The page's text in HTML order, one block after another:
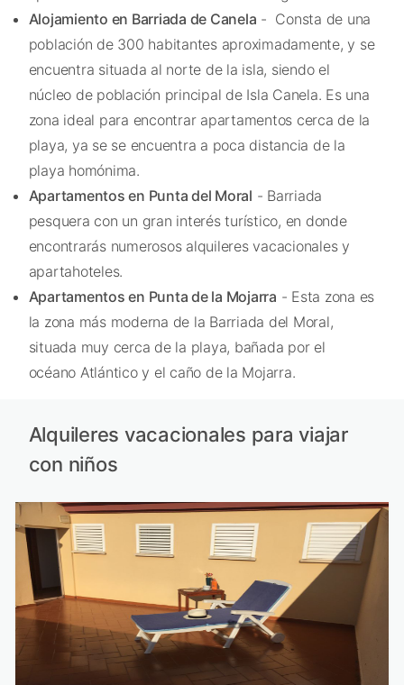
Alojamiento en Barriada de Canela - Consta de una
población de 300 habitantes aproximadamente, y se
encuentra situada al norte de la isla, siendo el
núcleo de población principal de Isla Canela. Es una
zona ideal para encontrar apartamentos cerca de la
playa, ya se se encuentra a poca distancia de la
playa homónima.
Apartamentos en Punta del Moral - Barriada
pesquera con un gran interés turístico, en donde
encontrarás numerosos alquileres vacacionales y
apartahoteles.
Apartamentos en Punta de la Mojarra - Esta zona es
la zona más moderna de la Barriada del Moral,
situada muy cerca de la playa, bañada por el
océano Atlántico y el caño de la Mojarra.
Alquileres vacacionales para viajar
con niños